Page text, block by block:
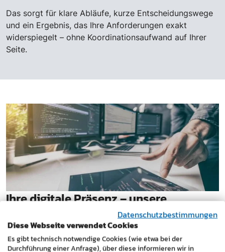
Das sorgt für klare Abläufe, kurze Entscheidungswege
und ein Ergebnis, das Ihre Anforderungen exakt
widerspiegelt – ohne Koordinationsaufwand auf Ihrer
Seite.
Ihre digitale Präsenz – unsere
Rundum-Sorglos-Lösung
Jedes Unternehmen ist anders. Deshalb passen wir
unsere Leistungen individuell an Ihre Branche,
Datenschutzbestimmungen
Diese Webseite verwendet Cookies
Es gibt technisch notwendige Cookies (wie etwa bei der
Durchführung einer Anfrage), über diese informieren wir in